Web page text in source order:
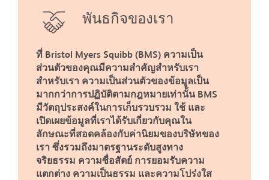
พันธกิจของเรา
ที่ Bristol Myers Squibb (BMS) ความเป็น
ส่วนตัวของคุณมีความสำคัญสำหรับเรา
สำหรับเรา ความเป็นส่วนตัวของข้อมูลเป็น
มากกว่าการปฏิบัติตามกฎหมายเท่านั้น BMS
มีวัตถุประสงค์ในการเก็บรวบรวม ใช้ และ
เปิดเผยข้อมูลที่เราได้รับเกี่ยวกับคุณใน
ลักษณะที่สอดคล้องกับค่านิยมของบริษัทของ
เรา ซึ่งรวมถึงมาตรฐานระดับสูงทาง
จริยธรรม ความซื่อสัตย์ การยอมรับความ
แตกต่าง ความเป็นธรรม และความโปร่งใส